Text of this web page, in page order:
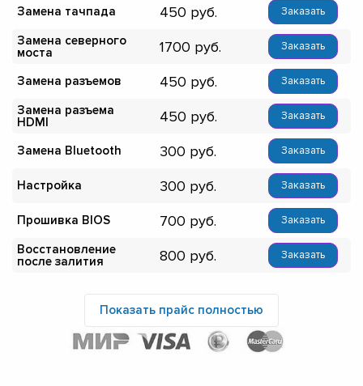
Замена тачпада 450 Заказать
Замена северного
моста
1700 Заказать
Замена разъемов 450 Заказать
Замена разъема
HDMI
450 Заказать
Замена Bluetooth 300 Заказать
Настройка 300 Заказать
Прошивка BIOS 700 Заказать
Восстановление
после залития
800 Заказать
Показать прайс полностью